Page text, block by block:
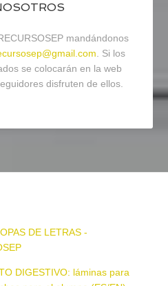
mandándonos
. Si los
se colocarán en la web
disfruten de ellos.
DE LETRAS -
DIGESTIVO: láminas para